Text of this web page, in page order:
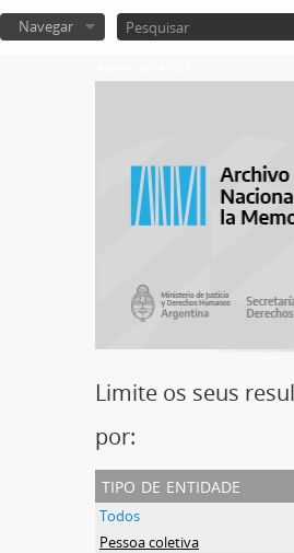
Navegar
Limite os seus
por:
tipo de entidade
Todos
Pessoa coletiva